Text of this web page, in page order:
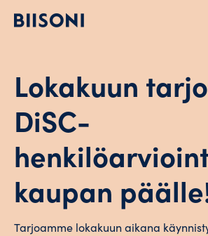
sisältöön
Lokakuun
DiSC-
kaupan
Tarjoamme lokakuun aikana